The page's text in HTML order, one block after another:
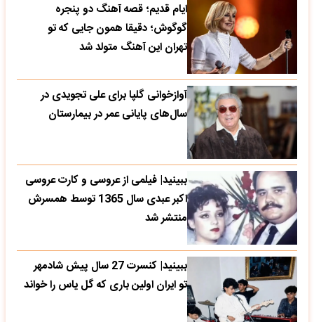
ایام قدیم؛ قصه آهنگ دو پنجره
گوگوش؛ دقیقا همون جایی که تو
تهران این آهنگ متولد شد
آوازخوانی گلپا برای علی تجویدی در
سال‌های پایانی عمر در بیمارستان
ببینید| فیلمی از عروسی و کارت عروسی
اکبر عبدی سال 1365 توسط همسرش
منتشر شد
ببینید| کنسرت 27 سال پیش شادمهر
تو ایران اولین باری که گل یاس را خواند